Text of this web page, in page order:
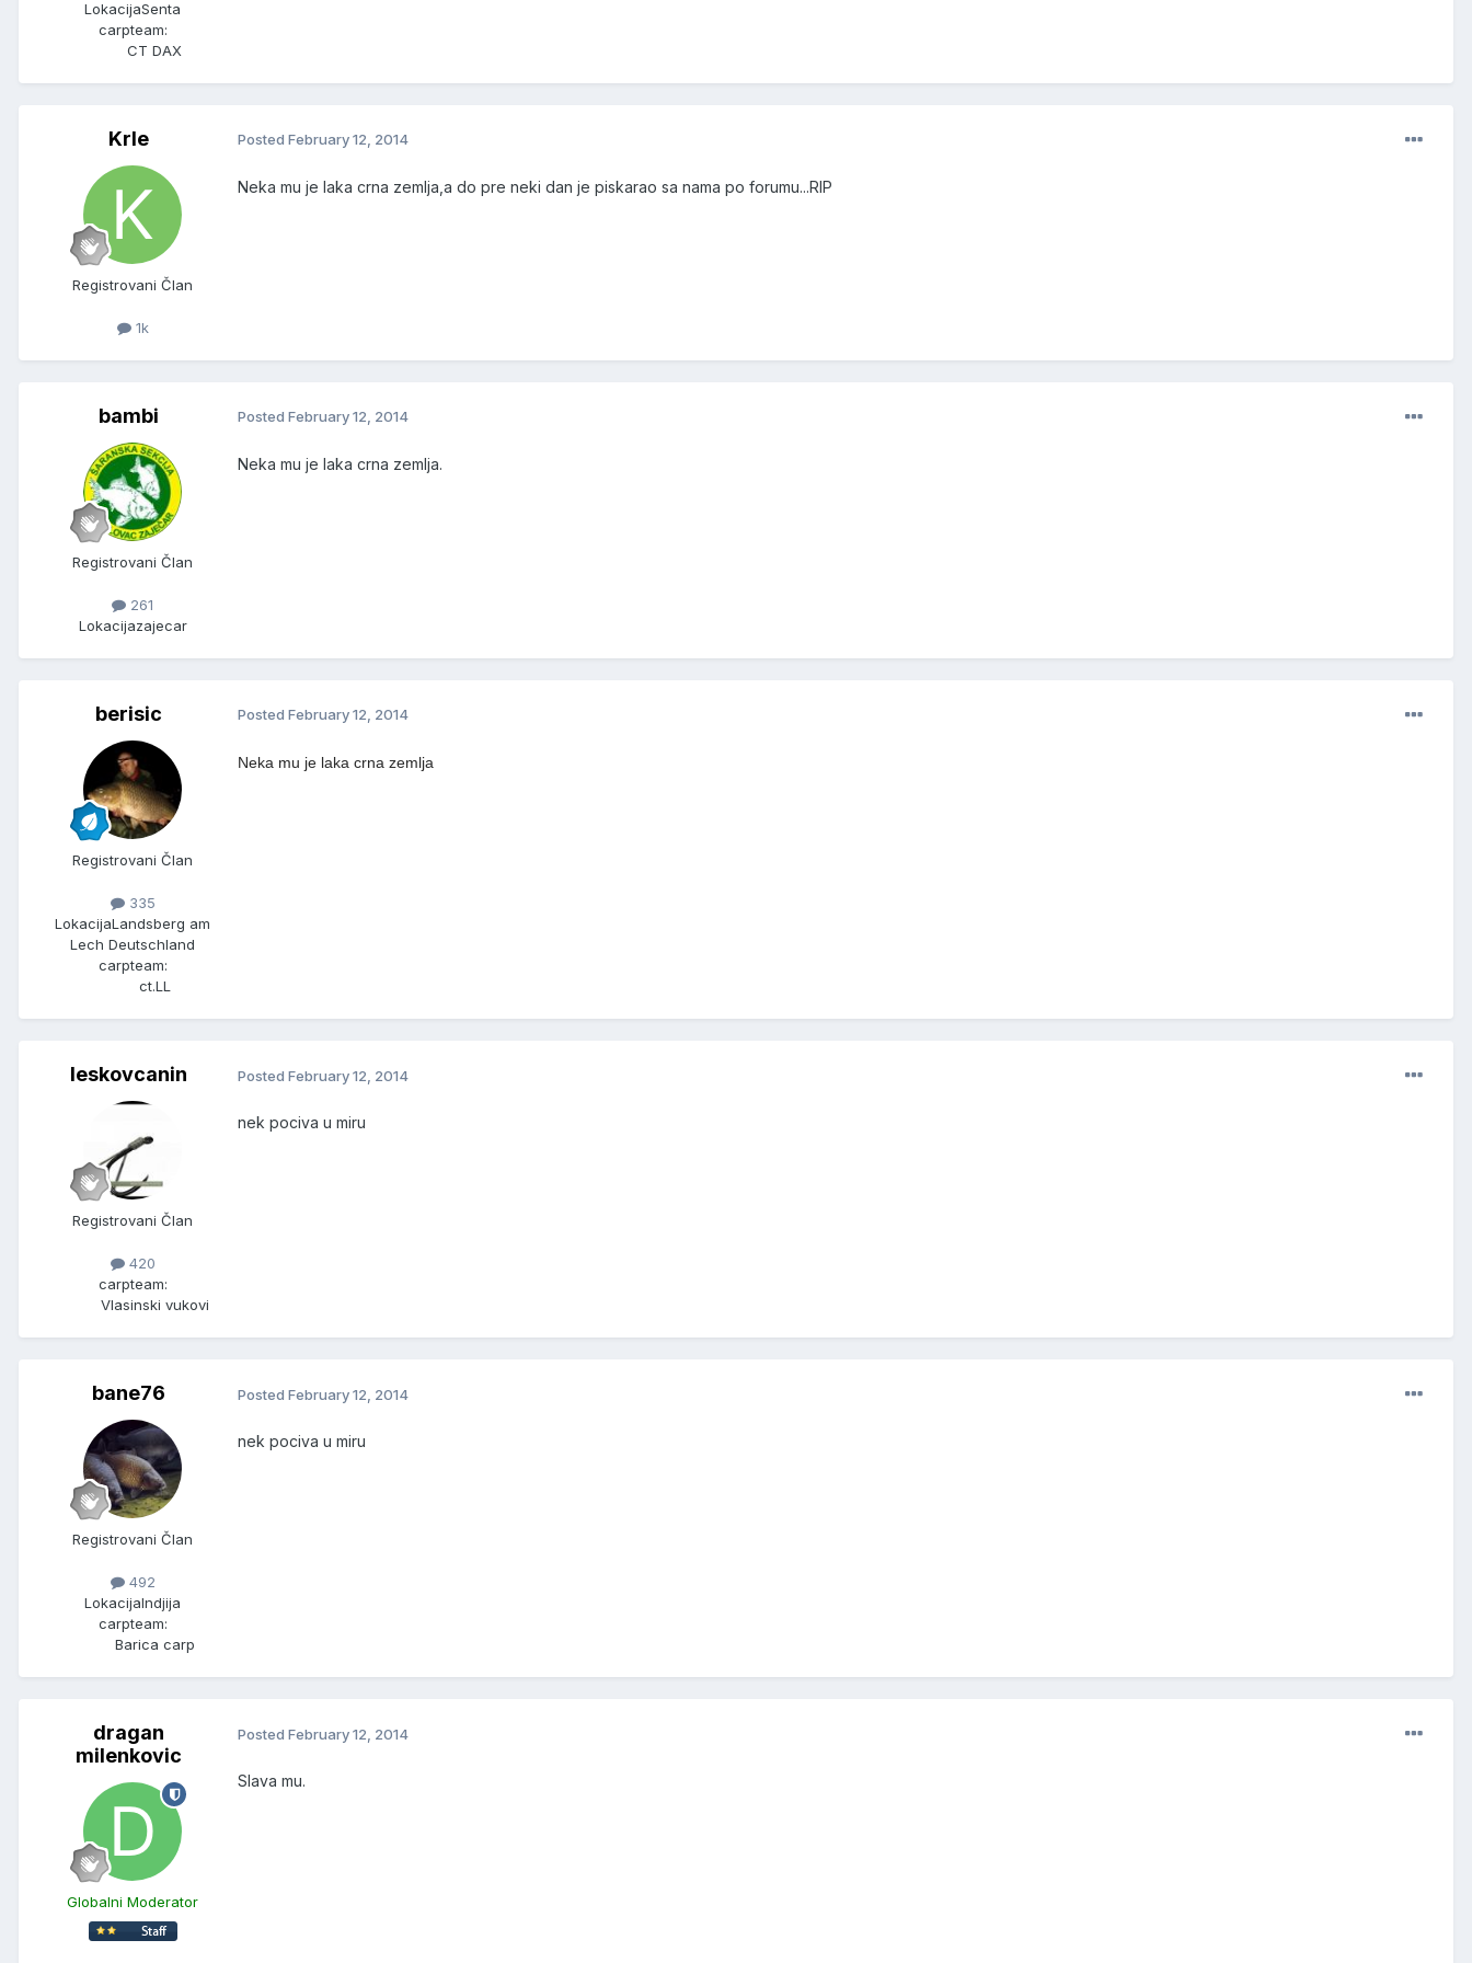
LokacijaSenta
carpteam:
CT DAX
Krle
Registrovani Član
1k
Posted February 12, 2014
Neka mu je laka crna zemlja,a do pre neki dan je piskarao sa nama po forumu...RIP
bambi
Registrovani Član
261
Lokacijazajecar
Posted February 12, 2014
Neka mu je laka crna zemlja.
berisic
Registrovani Član
335
LokacijaLandsberg am
Lech Deutschland
carpteam:
ct.LL
Posted February 12, 2014
Neka mu je laka crna zemlja
leskovcanin
Registrovani Član
420
carpteam:
Vlasinski vukovi
Posted February 12, 2014
nek pociva u miru
bane76
Registrovani Član
492
LokacijaIndjija
carpteam:
Barica carp
Posted February 12, 2014
nek pociva u miru
dragan
milenkovic
Globalni Moderator
Posted February 12, 2014
Slava mu.